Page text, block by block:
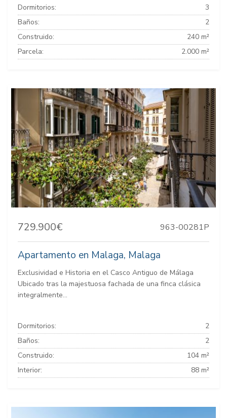
Dormitorios:
3
Baños:
2
Construido:
240 m²
Parcela:
2.000 m²
729.900€ 963-00281P
Apartamento en Malaga, Malaga
Exclusividad e Historia en el Casco Antiguo de Málaga
Ubicado tras la majestuosa fachada de una finca clásica
integralmente...
Dormitorios:
2
Baños:
2
Construido:
104 m²
Interior:
88 m²